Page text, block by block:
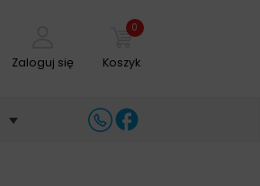
Zaloguj się
0
Koszyk